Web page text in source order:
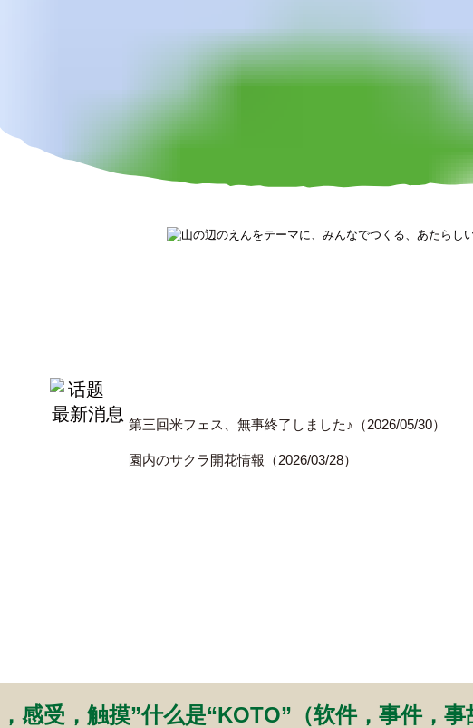
第三回米フェス、無事終了しました♪（2026/05/30）
園内のサクラ開花情報（2026/03/28）
感受，触摸”什么是“KOTO”（软件，事件，